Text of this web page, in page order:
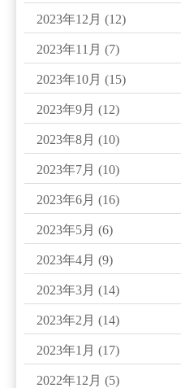
2023年12月 (12)
2023年11月 (7)
2023年10月 (15)
2023年9月 (12)
2023年8月 (10)
2023年7月 (10)
2023年6月 (16)
2023年5月 (6)
2023年4月 (9)
2023年3月 (14)
2023年2月 (14)
2023年1月 (17)
2022年12月 (5)